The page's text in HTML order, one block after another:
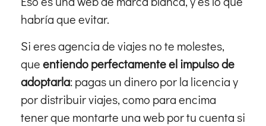
habría que evitar.
Si eres agencia de viajes no te molestes,
queentiendo perfectamente el impulso de
adoptarla: pagas un dinero por la licencia y
por distribuir viajes, como para encima
tener que montarte una web por tu cuenta si